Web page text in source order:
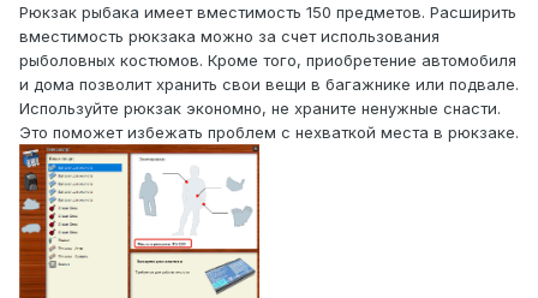
Рюкзак рыбака имеет вместимость 150 предметов. Расширить
вместимость рюкзака можно за счет использования
рыболовных костюмов. Кроме того, приобретение автомобиля
и дома позволит хранить свои вещи в багажнике или подвале.
Используйте рюкзак экономно, не храните ненужные снасти.
Это поможет избежать проблем с нехваткой места в рюкзаке.